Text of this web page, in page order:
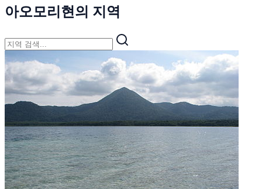
아오모리현의 지역